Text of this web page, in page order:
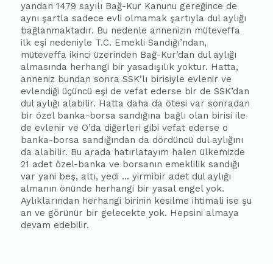
yandan 1479 sayılı Bağ-Kur Kanunu gereğince de
aynı şartla sadece evli olmamak şartıyla dul aylığı
bağlanmaktadır. Bu nedenle annenizin müteveffa
ilk eşi nedeniyle T.C. Emekli Sandığı’ndan,
müteveffa ikinci üzerinden Bağ-Kur’dan dul aylığı
almasında herhangi bir yasadışılık yoktur. Hatta,
anneniz bundan sonra SSK’lı birisiyle evlenir ve
evlendiği üçüncü eşi de vefat ederse bir de SSK’dan
dul aylığı alabilir. Hatta daha da ötesi var sonradan
bir özel banka-borsa sandığına bağlı olan birisi ile
de evlenir ve O’da diğerleri gibi vefat ederse o
banka-borsa sandığından da dördüncü dul aylığını
da alabilir. Bu arada hatırlatayım halen ülkemizde
21 adet özel-banka ve borsanın emeklilik sandığı
var yani beş, altı, yedi … yirmibir adet dul aylığı
almanın önünde herhangi bir yasal engel yok.
Aylıklarından herhangi birinin kesilme ihtimali ise şu
an ve görünür bir gelecekte yok. Hepsini almaya
devam edebilir.